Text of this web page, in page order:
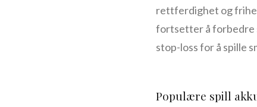
rettferdighet og
fortsetter å forbedre
stop-loss for å spille
Populære spill